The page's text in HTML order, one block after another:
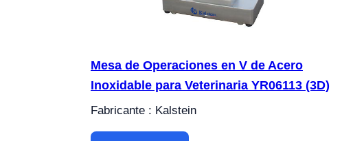
Mesa de Operaciones en V de Acero
Inoxidable para Veterinaria YR06113 (3D)
Fabricante : Kalstein